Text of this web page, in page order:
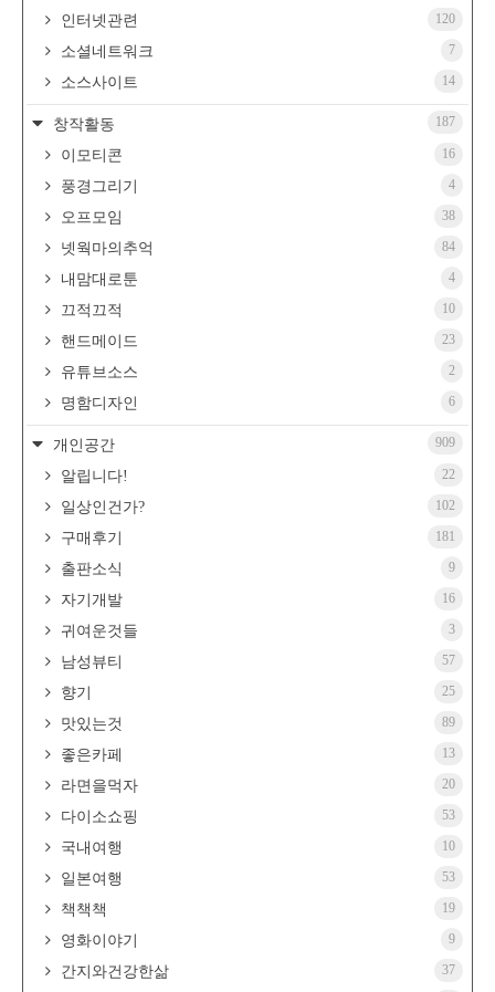
인터넷관련 120
소셜네트워크 7
소스사이트 14
창작활동 187
이모티콘 16
풍경그리기 4
오프모임 38
넷웍마의추억 84
내맘대로툰 4
끄적끄적 10
핸드메이드 23
유튜브소스 2
명함디자인 6
개인공간 909
알립니다! 22
일상인건가? 102
구매후기 181
출판소식 9
자기개발 16
귀여운것들 3
남성뷰티 57
향기 25
맛있는것 89
좋은카페 13
라면을먹자 20
다이소쇼핑 53
국내여행 10
일본여행 53
책책책 19
영화이야기 9
간지와건강한삶 37